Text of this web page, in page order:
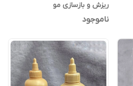
ریزش و بازسازی مو
ناموجود